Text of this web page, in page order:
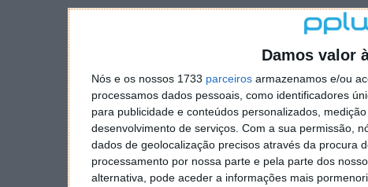
Damos valor
Nós e os nossos 1733 parceiros armazenamos e/ou
processamos dados pessoais, como identificadores
para publicidade e conteúdos personalizados,
desenvolvimento de serviços. Com a sua permissão,
dados de geolocalização precisos através da procura
processamento por nossa parte e pela parte dos
alternativa, pode aceder a informações mais